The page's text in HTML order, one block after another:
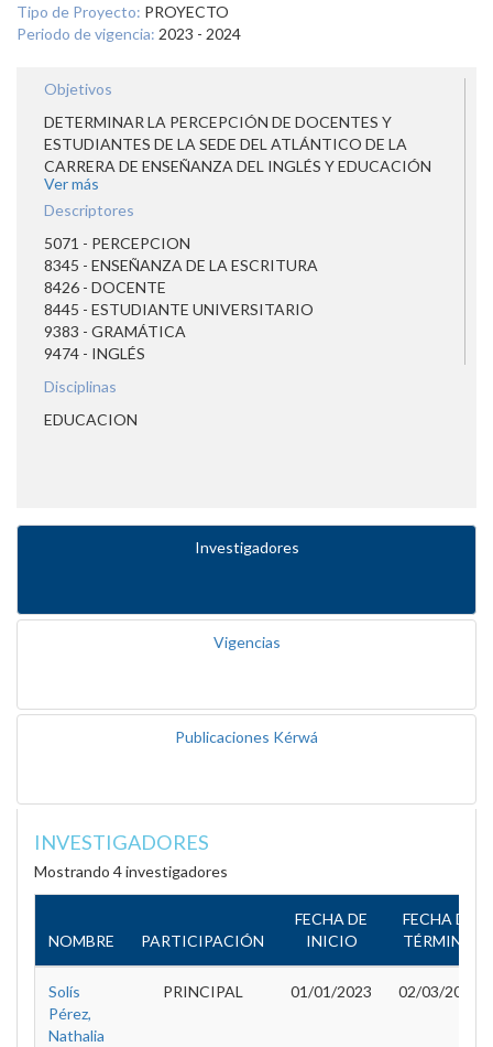
Tipo de Proyecto: PROYECTO
Periodo de vigencia: 2023 - 2024
Objetivos
DETERMINAR LA PERCEPCIÓN DE DOCENTES Y
ESTUDIANTES DE LA SEDE DEL ATLÁNTICO DE LA
CARRERA DE ENSEÑANZA DEL INGLÉS Y EDUCACIÓN
PRIMARIA CON CONCENTRACIÓN EN INGLÉS SOBRE
LAS DIFICULTADES QUE EL ESTUDIANTADO ENFRENTA
PRIMER AÑO Y SI EXISTE RELACIÓN CON SU
DESEMPEÑO EN LAS COMPOSICIONES.
Ver más
Descriptores
5071 - PERCEPCION
8345 - ENSEÑANZA DE LA ESCRITURA
8426 - DOCENTE
8445 - ESTUDIANTE UNIVERSITARIO
9383 - GRAMÁTICA
9474 - INGLÉS
Disciplinas
EDUCACION
Investigadores
Vigencias
Publicaciones Kérwá
INVESTIGADORES
Mostrando 4 investigadores
NOMBRE PARTICIPACIÓN
FECHA DE
INICIO
FECHA DE
TÉRMINO
Solís
Pérez,
Nathalia
PRINCIPAL 01/01/2023 02/03/2023